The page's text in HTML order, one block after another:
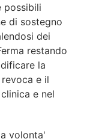
possibili
di sostegno
dei
restando
la
e il
e nel
volonta'